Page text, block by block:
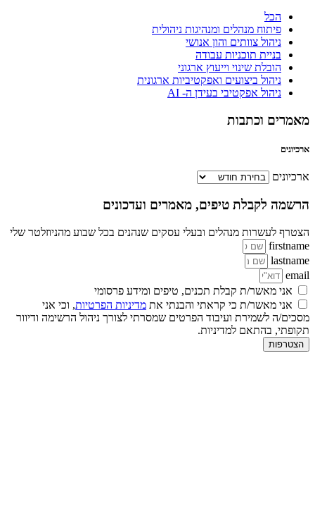
הכל
פיתוח מנהלים ומנהיגות ניהולית
ניהול צוותים והון אנושי
בניית תוכניות עבודה
הובלת שינוי וייעוץ ארגוני
ניהול ביצועים ואפקטיביות ארגונית
ניהול אפקטיבי בעידן ה- AI
מאמרים וכתבות
ארכיונים
ארכיונים
הרשמה לקבלת טיפים, מאמרים ועדכונים
הצטרף לעשרות מנהלים ובעלי עסקים שנהנים בכל שבוע מהניוזלטר שלי
firstname
lastname
email
אני מאשר/ת קבלת תכנים, טיפים ומידע פרסומי
אני מאשר/ת כי קראתי והבנתי את מדיניות הפרטיות, וכי אני
מסכים/ה לשמירת ועיבוד הפרטים שמסרתי לצורך ניהול הרשימה ודיוור
תקופתי, בהתאם למדיניות.
הצטרפות